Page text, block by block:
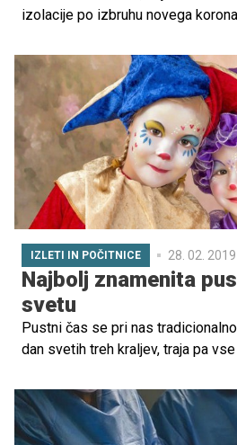
izolacije po izbruhu novega
drugim nalezljivim boleznim,
zdravstveni organizaciji (WHO).
cepljenjem otrok v Sloveniji!
IZLETI IN POČITNICE 28. 02.
Najbolj znamenita
svetu
Pustni čas se pri nas tradicionalno
dan svetih treh kraljev, traja pa
sveta trajajo različno dolgo,
dosežejo na pustni torek, ki mu
pepelnična sreda. Skozi